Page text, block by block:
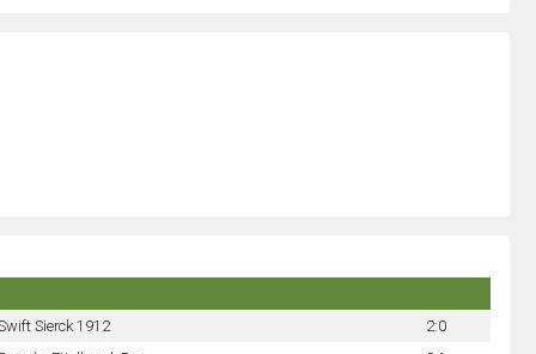
Sierck 1912
2:0